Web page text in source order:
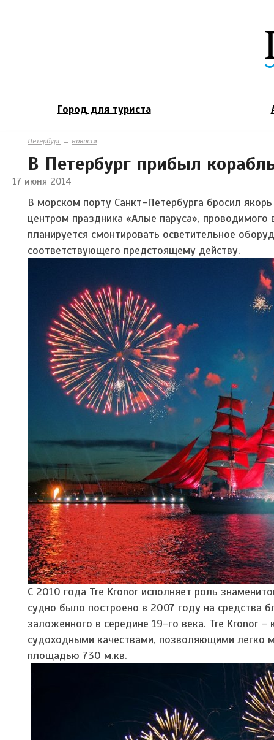
Город для туриста
Петербург→ новости
В Петербург прибыл
17 июня 2014
В морском порту Санкт-Петербурга бросил
центром праздника «Алые паруса», проводимого
планируется смонтировать осветительное
соответствующего предстоящему действу.
С 2010 года Tre Kronor исполняет роль
судно было построено в 2007 году на средства
заложенного в середине 19-го века. Tre Kronor
судоходными качествами, позволяющими легко
площадью 730 м.кв.